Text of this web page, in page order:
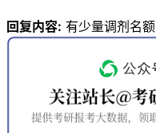
回复内容: 有少量调剂名额